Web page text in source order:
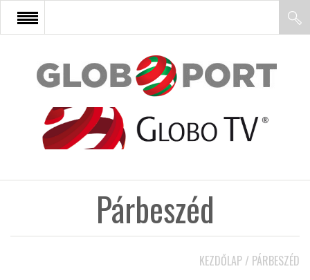
FŐOLDAL
AFRIKA
Párbeszéd
KEZDŐLAP / PÁRBESZÉD